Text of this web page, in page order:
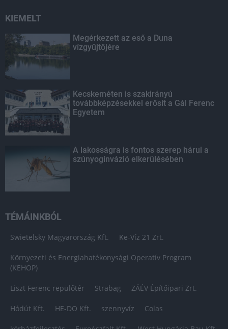
KIEMELT
Megérkezett az eső a Duna
vízgyűjtőjére
Kecskeméten is szakirányú
továbbképzésekkel erősít a Gál Ferenc
Egyetem
A lakosságra is fontos szerep hárul a
szúnyoginvázió elkerülésében
TÉMÁINKBÓL
Swietelsky Magyarország Kft. Ke-Víz 21 Zrt.
Környezeti és Energiahatékonysági Operatív Program
(KEHOP)
Liszt Ferenc repülőtér Strabag ZÁÉV Építőipari Zrt.
Hódút Kft. HE-DO Kft. szennyvíz Colas